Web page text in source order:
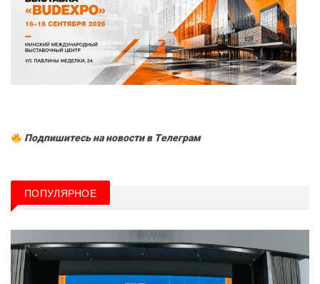
Подпишитесь на новости в Tелеграм
ПОПУЛЯРНОЕ